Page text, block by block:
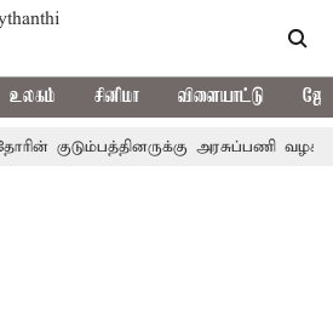
உலகம் சினிமா விளையாட்டு
அரசுப்பணி வழக்கு;